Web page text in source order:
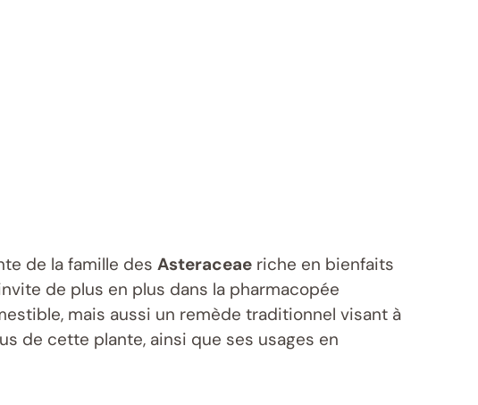
de la famille des Asteraceae riche en bienfaits
de plus en plus dans la pharmacopée
mais aussi un remède traditionnel visant à
de cette plante, ainsi que ses usages en